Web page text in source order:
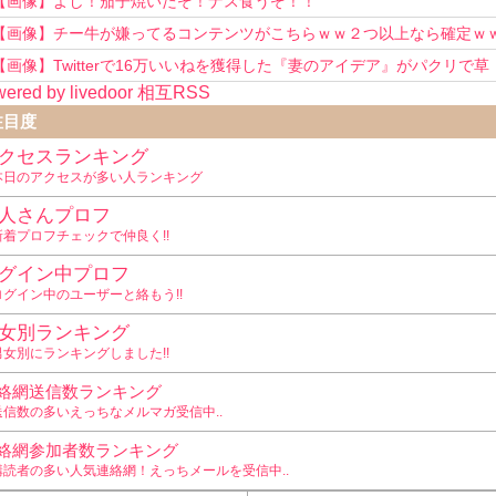
画像】チー牛が嫌ってるコンテンツがこちらｗｗ２つ以上なら確定ｗ
画像】Twitterで16万いいねを獲得した『妻のアイデア』がパクリで草
by livedoor 相互RSS
度
セスランキング
日のアクセスが多い人ランキング
さんプロフ
着プロフチェックで仲良く!!
イン中プロフ
グイン中のユーザーと絡もう!!
別ランキング
女別にランキングしました!!
網送信数ランキング
信数の多いえっちなメルマガ受信中..
網参加者数ランキング
読者の多い人気連絡網！えっちメールを受信中..